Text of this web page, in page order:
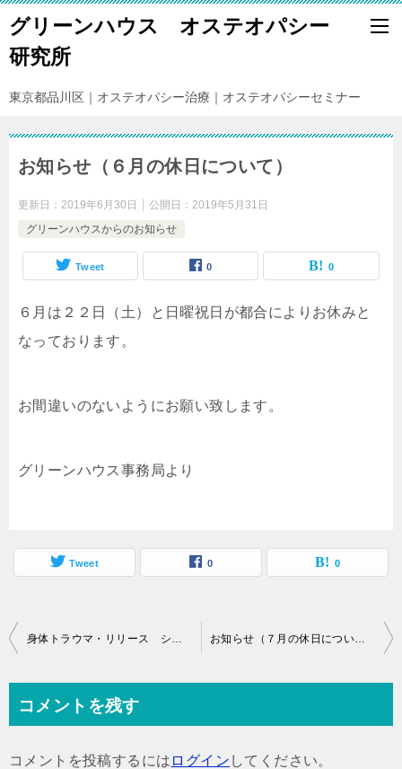
グリーンハウス オステオパシー
研究所
東京都品川区｜オステオパシー治療｜オステオパシーセミナー
お知らせ（６月の休日について）
更新日： 2019年6月30日 公開日： 2019年5月31日
グリーンハウスからのお知らせ
Tweet 0 0
６月は２２日（土）と日曜祝日が都合によりお休みと
なっております。
お間違いのないようにお願い致します。
グリーンハウス事務局より
Tweet 0 0
投
ビ
身体トラウマ・リリース シリーズ・オステオパシー お知らせ（７月の休日について）
コメントを残す
コメントを投稿するには ログイン してください。